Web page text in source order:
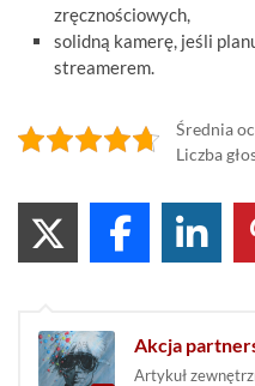
zręcznościowych,
solidną kamerę, jeśli
streamerem.
Średnia
Liczba
Akcja
Artykuł